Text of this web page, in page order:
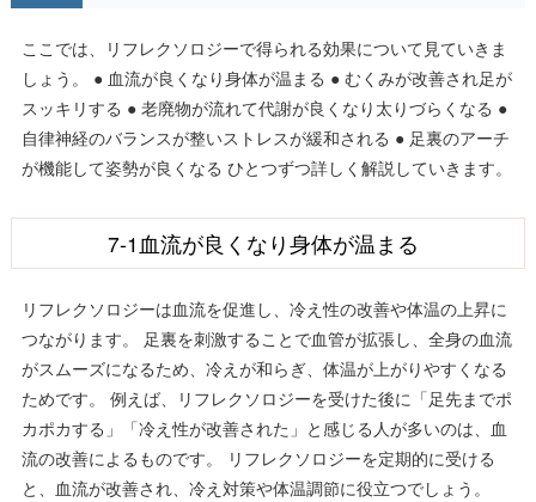
ここでは、リフレクソロジーで得られる効果について見ていきま
しょう。 ● 血流が良くなり身体が温まる ● むくみが改善され足が
スッキリする ● 老廃物が流れて代謝が良くなり太りづらくなる ●
自律神経のバランスが整いストレスが緩和される ● 足裏のアーチ
が機能して姿勢が良くなる ひとつずつ詳しく解説していきます。
7-1血流が良くなり身体が温まる
リフレクソロジーは血流を促進し、冷え性の改善や体温の上昇に
つながります。 足裏を刺激することで血管が拡張し、全身の血流
がスムーズになるため、冷えが和らぎ、体温が上がりやすくなる
ためです。 例えば、リフレクソロジーを受けた後に「足先までポ
カポカする」「冷え性が改善された」と感じる人が多いのは、血
流の改善によるものです。 リフレクソロジーを定期的に受ける
と、血流が改善され、冷え対策や体温調節に役立つでしょう。